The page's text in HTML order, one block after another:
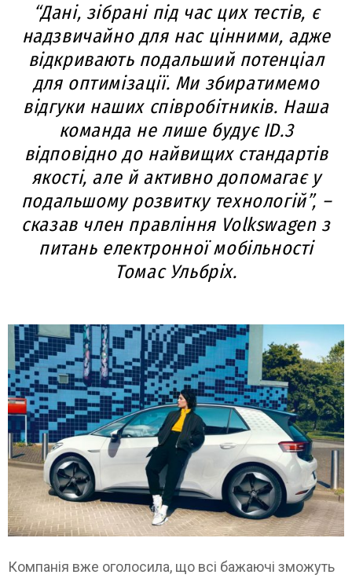
“Дані, зібрані під час цих тестів, є
надзвичайно для нас цінними, адже
відкривають подальший потенціал
для оптимізації. Ми збиратимемо
відгуки наших співробітників. Наша
команда не лише будує ID.3
відповідно до найвищих стандартів
якості, але й активно допомагає у
подальшому розвитку технологій”, –
сказав член правління Volkswagen з
питань електронної мобільності
Томас Ульбріх.
Компанія вже оголосила, що всі бажаючі зможуть